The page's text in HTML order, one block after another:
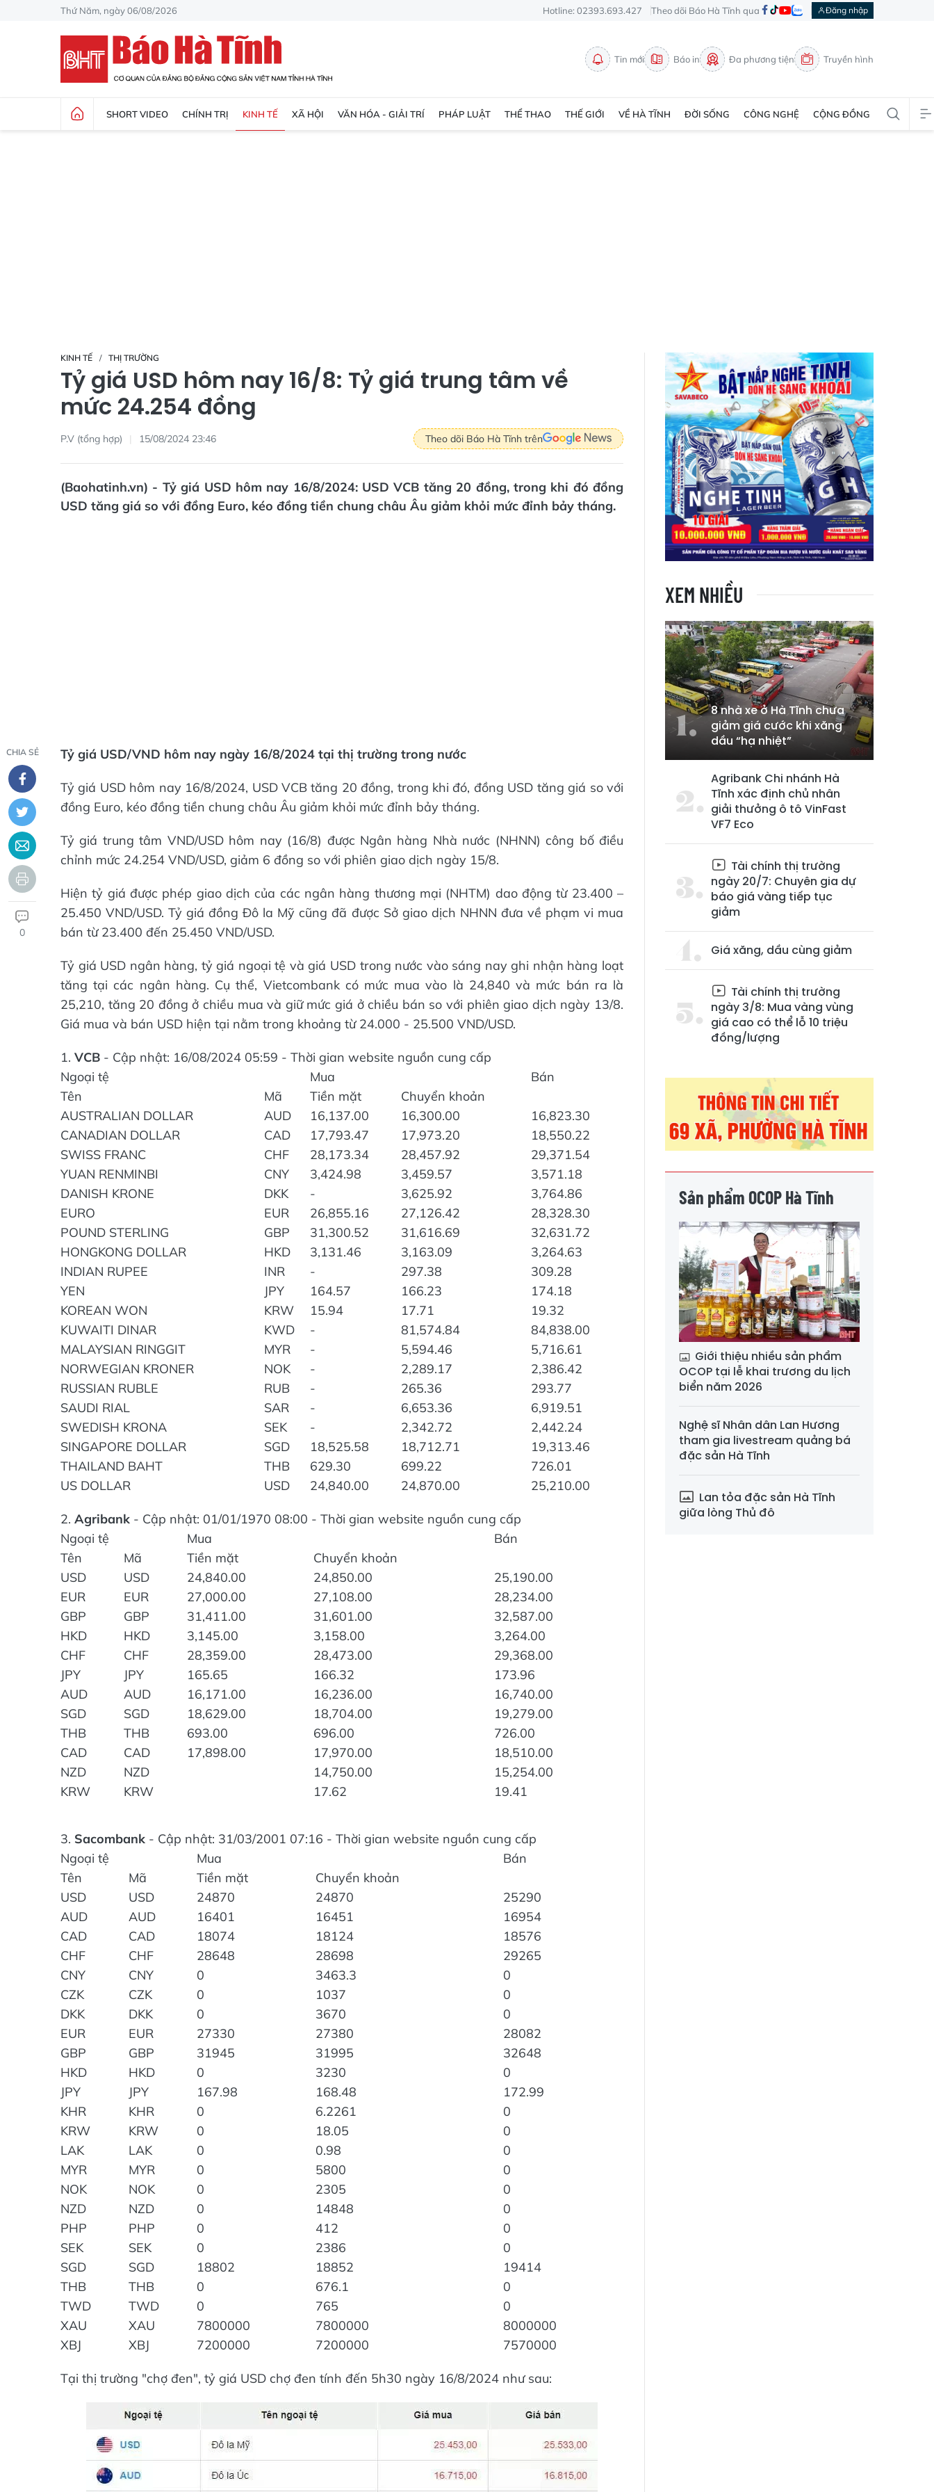
Thứ Năm, ngày 06/08/2026 Hotline: 02393.693.427 Theo dõi Báo Hà Tĩnh qua Đăng nhập
Tin mới Báo in Đa phương tiện Truyền hình
SHORT VIDEO CHÍNH TRỊ KINH TẾ XÃ HỘI VĂN HÓA - GIẢI TRÍ PHÁP LUẬT THỂ THAO THẾ GIỚI VỀ HÀ TĨNH ĐỜI SỐNG CÔNG NGHỆ CỘNG ĐỒNG
KINH TẾ THỊ TRƯỜNG
Tỷ giá USD hôm nay 16/8: Tỷ giá trung tâm về
mức 24.254 đồng
P.V (tổng hợp) 15/08/2024 23:46 Theo dõi Báo Hà Tĩnh trên
(Baohatinh.vn) - Tỷ giá USD hôm nay 16/8/2024: USD VCB tăng 20 đồng, trong khi đó đồng
USD tăng giá so với đồng Euro, kéo đồng tiền chung châu Âu giảm khỏi mức đỉnh bảy tháng.
CHIA SẺ
0
Tỷ giá USD/VND hôm nay ngày 16/8/2024 tại thị trường trong nước
Tỷ giá USD hôm nay 16/8/2024, USD VCB tăng 20 đồng, trong khi đó, đồng USD tăng giá so với
đồng Euro, kéo đồng tiền chung châu Âu giảm khỏi mức đỉnh bảy tháng.
Tỷ giá trung tâm VND/USD hôm nay (16/8) được Ngân hàng Nhà nước (NHNN) công bố điều
chỉnh mức 24.254 VND/USD, giảm 6 đồng so với phiên giao dịch ngày 15/8.
Hiện tỷ giá được phép giao dịch của các ngân hàng thương mại (NHTM) dao động từ 23.400 –
25.450 VND/USD. Tỷ giá đồng Đô la Mỹ cũng đã được Sở giao dịch NHNN đưa về phạm vi mua
bán từ 23.400 đến 25.450 VND/USD.
Tỷ giá USD ngân hàng, tỷ giá ngoại tệ và giá USD trong nước vào sáng nay ghi nhận hàng loạt
tăng tại các ngân hàng. Cụ thể, Vietcombank có mức mua vào là 24,840 và mức bán ra là
25,210, tăng 20 đồng ở chiều mua và giữ mức giá ở chiều bán so với phiên giao dịch ngày 13/8.
Giá mua và bán USD hiện tại nằm trong khoảng từ 24.000 - 25.500 VND/USD.
1. VCB - Cập nhật: 16/08/2024 05:59 - Thời gian website nguồn cung cấp
Ngoại tệ
Mua
Bán
Tên
Mã Tiền mặt
Chuyển khoản
AUSTRALIAN DOLLAR
AUD 16,137.00 16,300.00
16,823.30
CANADIAN DOLLAR
CAD 17,793.47 17,973.20
18,550.22
SWISS FRANC
CHF 28,173.34 28,457.92
29,371.54
YUAN RENMINBI
CNY 3,424.98 3,459.57
3,571.18
DANISH KRONE
DKK - 3,625.92
3,764.86
EURO
EUR 26,855.16 27,126.42
28,328.30
POUND STERLING
GBP 31,300.52 31,616.69
32,631.72
HONGKONG DOLLAR
HKD 3,131.46 3,163.09
3,264.63
INDIAN RUPEE
INR - 297.38
309.28
YEN
JPY 164.57 166.23
174.18
KOREAN WON
KRW 15.94 17.71
19.32
KUWAITI DINAR
KWD - 81,574.84
84,838.00
MALAYSIAN RINGGIT
MYR - 5,594.46
5,716.61
NORWEGIAN KRONER
NOK - 2,289.17
2,386.42
RUSSIAN RUBLE
RUB - 265.36
293.77
SAUDI RIAL
SAR - 6,653.36
6,919.51
SWEDISH KRONA
SEK - 2,342.72
2,442.24
SINGAPORE DOLLAR
SGD 18,525.58 18,712.71
19,313.46
THAILAND BAHT
THB 629.30 699.22
726.01
US DOLLAR
USD 24,840.00 24,870.00 25,210.00
2. Agribank - Cập nhật: 01/01/1970 08:00 - Thời gian website nguồn cung cấp
Ngoại tệ
Mua
Bán
Tên
Mã Tiền mặt
Chuyển khoản
USD
USD 24,840.00 24,850.00
25,190.00
EUR
EUR 27,000.00 27,108.00
28,234.00
GBP
GBP 31,411.00 31,601.00
32,587.00
HKD
HKD 3,145.00 3,158.00
3,264.00
CHF
CHF 28,359.00 28,473.00
29,368.00
JPY
JPY 165.65 166.32
173.96
AUD
AUD 16,171.00 16,236.00
16,740.00
SGD
SGD 18,629.00 18,704.00
19,279.00
THB
THB 693.00 696.00
726.00
CAD
CAD 17,898.00 17,970.00
18,510.00
NZD
NZD 14,750.00
15,254.00
KRW
KRW 17.62 19.41
3. Sacombank - Cập nhật: 31/03/2001 07:16 - Thời gian website nguồn cung cấp
Ngoại tệ
Mua
Bán
Tên
Mã Tiền mặt
Chuyển khoản
USD
USD 24870 24870
25290
AUD
AUD 16401 16451
16954
CAD
CAD 18074 18124
18576
CHF
CHF 28648 28698
29265
CNY
CNY 0 3463.3
0
CZK
CZK 0 1037
0
DKK
DKK 0 3670
0
EUR
EUR 27330 27380
28082
GBP
GBP 31945 31995
32648
HKD
HKD 0 3230
0
JPY
JPY 167.98 168.48
172.99
KHR
KHR 0 6.2261
0
KRW
KRW 0 18.05
0
LAK
LAK 0 0.98
0
MYR
MYR 0 5800
0
NOK
NOK 0 2305
0
NZD
NZD 0 14848
0
PHP
PHP 0 412
0
SEK
SEK 0 2386
0
SGD
SGD 18802 18852
19414
THB
THB 0 676.1
0
TWD
TWD 0 765
0
XAU
XAU 7800000 7800000
8000000
XBJ
XBJ 7200000 7200000 7570000
Tại thị trường "chợ đen", tỷ giá USD chợ đen tính đến 5h30 ngày 16/8/2024 như sau:
XEM NHIỀU
8 nhà xe ở Hà Tĩnh chưa
giảm giá cước khi xăng
dầu “hạ nhiệt”
Agribank Chi nhánh Hà
Tĩnh xác định chủ nhân
giải thưởng ô tô VinFast
VF7 Eco
Tài chính thị trường
ngày 20/7: Chuyên gia dự
báo giá vàng tiếp tục
giảm
Giá xăng, dầu cùng giảm
Tài chính thị trường
ngày 3/8: Mua vàng vùng
giá cao có thể lỗ 10 triệu
đồng/lượng
Sản phẩm OCOP Hà Tĩnh
Giới thiệu nhiều sản phẩm
OCOP tại lễ khai trương du lịch
biển năm 2026
Nghệ sĩ Nhân dân Lan Hương
tham gia livestream quảng bá
đặc sản Hà Tĩnh
Lan tỏa đặc sản Hà Tĩnh
giữa lòng Thủ đô